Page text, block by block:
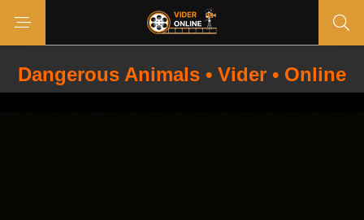
Dangerous Animals • Vider • Online